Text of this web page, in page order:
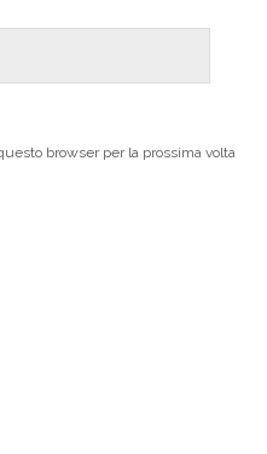
browser per la prossima volta